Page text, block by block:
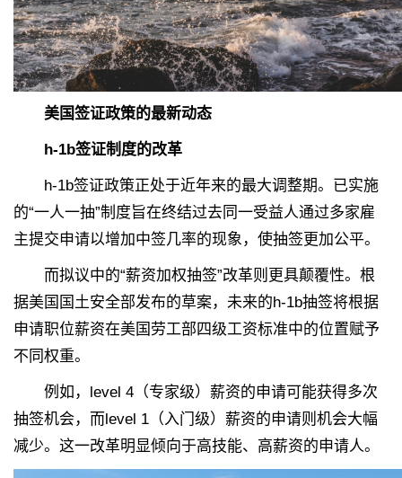
美国签证政策的最新动态
h-1b签证制度的改革
h-1b签证政策正处于近年来的最大调整期。已实施
的“一人一抽”制度旨在终结过去同一受益人通过多家雇
主提交申请以增加中签几率的现象，使抽签更加公平。
而拟议中的“薪资加权抽签”改革则更具颠覆性。根
据美国国土安全部发布的草案，未来的h-1b抽签将根据
申请职位薪资在美国劳工部四级工资标准中的位置赋予
不同权重。
例如，level 4（专家级）薪资的申请可能获得多次
抽签机会，而level 1（入门级）薪资的申请则机会大幅
减少。这一改革明显倾向于高技能、高薪资的申请人。